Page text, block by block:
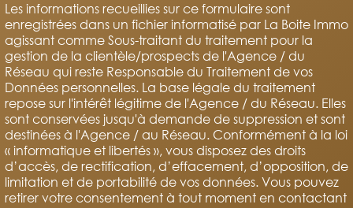
Les informations recueillies sur ce formulaire sont
enregistrées dans un fichier informatisé par La Boite Immo
agissant comme Sous-traitant du traitement pour la
gestion de la clientèle/prospects de l'Agence / du
Réseau qui reste Responsable du Traitement de vos
Données personnelles. La base légale du traitement
repose sur l'intérêt légitime de l'Agence / du Réseau. Elles
sont conservées jusqu'à demande de suppression et sont
destinées à l'Agence / au Réseau. Conformément à la loi
« informatique et libertés », vous disposez des droits
d’accès, de rectification, d’effacement, d’opposition, de
limitation et de portabilité de vos données. Vous pouvez
retirer votre consentement à tout moment en contactant